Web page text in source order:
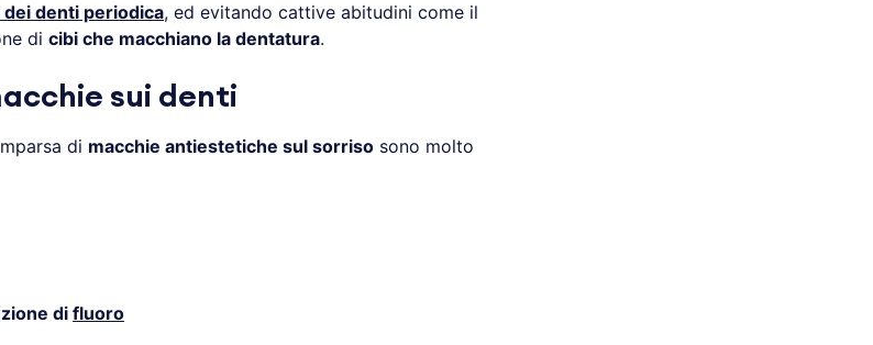
dei denti periodica, ed evitando cattive abitudini come il
di cibi che macchiano la dentatura.
sui denti
di macchie antiestetiche sul sorriso sono molto
difluoro